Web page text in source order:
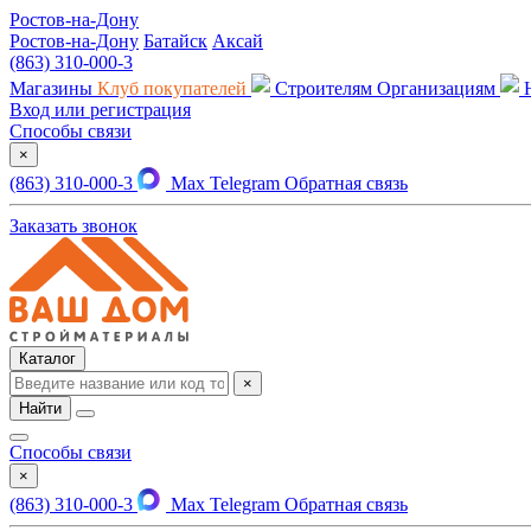
Ростов-на-Дону
Ростов-на-Дону Батайск Аксай
(863) 310-000-3
Магазины Клуб покупателей Строителям Организациям
Вход или регистрация
Способы связи
×
(863) 310-000-3 Max Telegram Обратная связь
Заказать звонок
Каталог
×
Найти
Способы связи
×
(863) 310-000-3 Max Telegram Обратная связь